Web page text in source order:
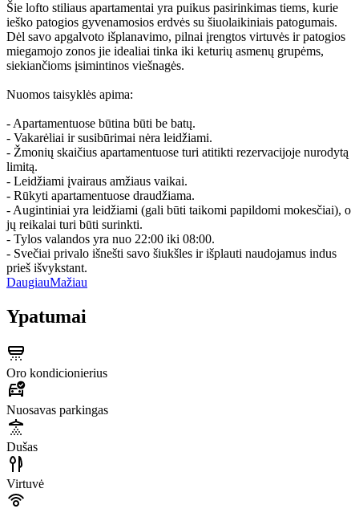
Šie lofto stiliaus apartamentai yra puikus pasirinkimas tiems, kurie
ieško patogios gyvenamosios erdvės su šiuolaikiniais patogumais.
Dėl savo apgalvoto išplanavimo, pilnai įrengtos virtuvės ir patogios
miegamojo zonos jie idealiai tinka iki keturių asmenų grupėms,
siekiančioms įsimintinos viešnagės.
Nuomos taisyklės apima:
- Apartamentuose būtina būti be batų.
- Vakarėliai ir susibūrimai nėra leidžiami.
- Žmonių skaičius apartamentuose turi atitikti rezervacijoje nurodytą
limitą.
- Leidžiami įvairaus amžiaus vaikai.
- Rūkyti apartamentuose draudžiama.
- Augintiniai yra leidžiami (gali būti taikomi papildomi mokesčiai), o
jų reikalai turi būti surinkti.
- Tylos valandos yra nuo 22:00 iki 08:00.
- Svečiai privalo išnešti savo šiukšles ir išplauti naudojamus indus
prieš išvykstant.
DaugiauMažiau
Ypatumai
Oro kondicionierius
Nuosavas parkingas
Dušas
Virtuvė